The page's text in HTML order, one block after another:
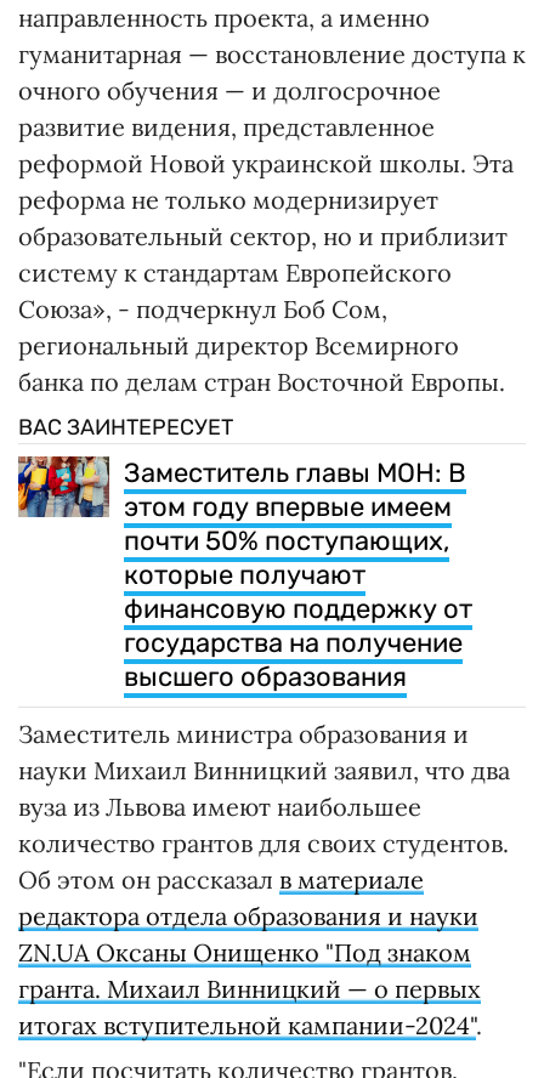
направленность проекта, а именно
гуманитарная — восстановление доступа к
очного обучения — и долгосрочное
развитие видения, представленное
реформой Новой украинской школы. Эта
реформа не только модернизирует
образовательный сектор, но и приблизит
систему к стандартам Европейского
Союза», - подчеркнул Боб Сом,
региональный директор Всемирного
банка по делам стран Восточной Европы.
ВАС ЗАИНТЕРЕСУЕТ
Заместитель главы МОН: В
этом году впервые имеем
почти 50% поступающих,
которые получают
финансовую поддержку от
государства на получение
высшего образования
Заместитель министра образования и
науки Михаил Винницкий заявил, что два
вуза из Львова имеют наибольшее
количество грантов для своих студентов.
Об этом он рассказал в материале
редактора отдела образования и науки
ZN.UA Оксаны Онищенко "Под знаком
гранта. Михаил Винницкий — о первых
итогах вступительной кампании-2024".
"Если посчитать количество грантов,